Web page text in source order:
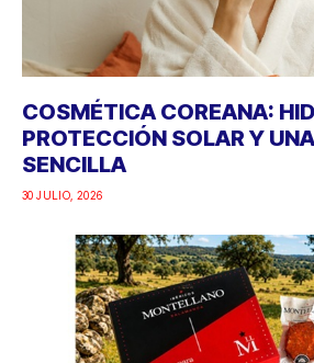
COSMÉTICA COREANA:
PROTECCIÓN SOLAR Y
SENCILLA
30 JULIO, 2026